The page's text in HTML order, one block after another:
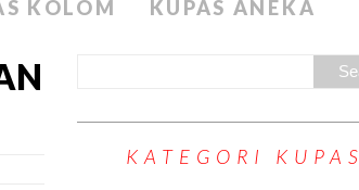
KOLOM KUPAS ANEKA
KATEGORI KUPAS